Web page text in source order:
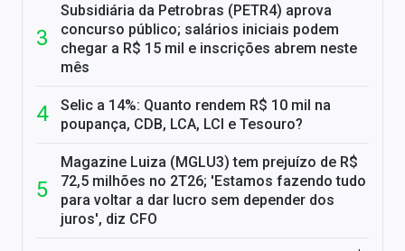
Subsidiária da Petrobras (PETR4) aprova
concurso público; salários iniciais podem
chegar a R$ 15 mil e inscrições abrem neste
mês
Selic a 14%: Quanto rendem R$ 10 mil na
poupança, CDB, LCA, LCI e Tesouro?
Magazine Luiza (MGLU3) tem prejuízo de R$
72,5 milhões no 2T26; 'Estamos fazendo tudo
para voltar a dar lucro sem depender dos
juros', diz CFO